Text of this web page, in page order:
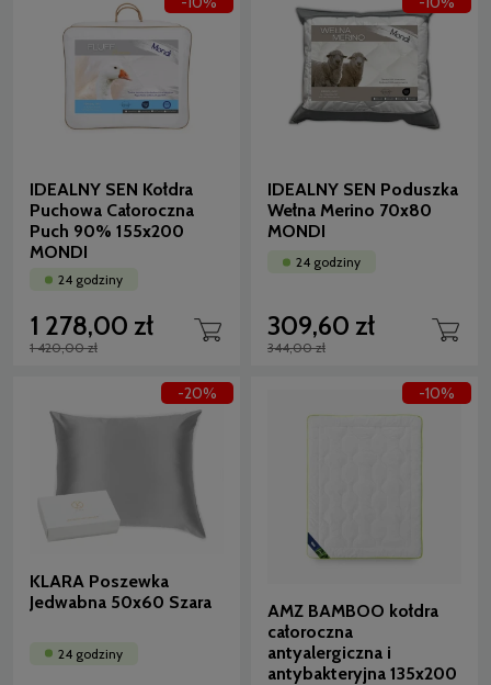
IDEALNY SEN Kołdra
Puchowa Całoroczna
Puch 90% 155x200
MONDI
24 godziny
1 278,00 zł
1 420,00 zł
IDEALNY SEN Poduszka
Wełna Merino 70x80
MONDI
24 godziny
309,60 zł
344,00 zł
KLARA Poszewka
Jedwabna 50x60 Szara
24 godziny
-20%
AMZ BAMBOO kołdra
całoroczna
antyalergiczna i
antybakteryjna 135x200
-10%